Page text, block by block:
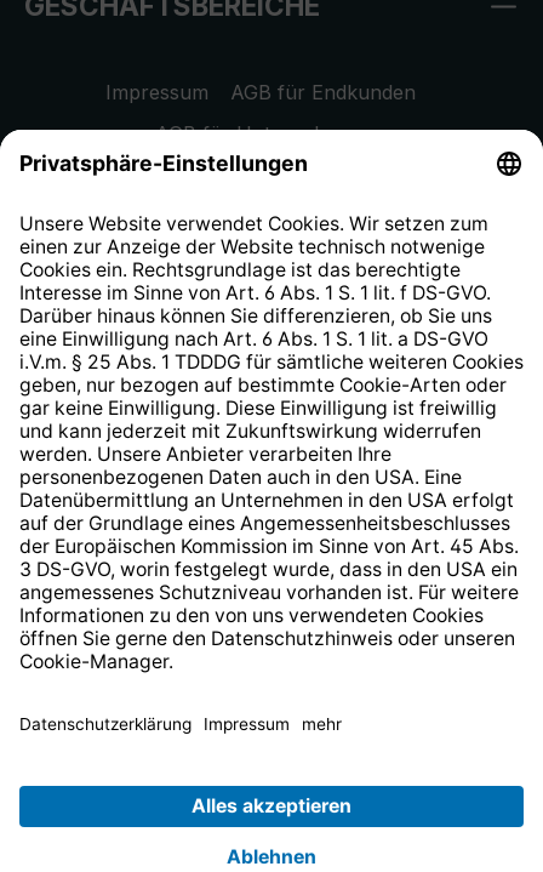
Impressum
AGB für Endkunden
AGB für Unternehmen
Datenschutzhinweis
Widerrufsrecht
Hinweisgeberschutzsystem
Barrierefreiheit
* Alle Preise inkl. gesetzl. Mehrwertsteuer zzgl.
anders angegeben.
© 2026 TechniSat Digital GmbH
TechniSat ist ein Unternehmen der